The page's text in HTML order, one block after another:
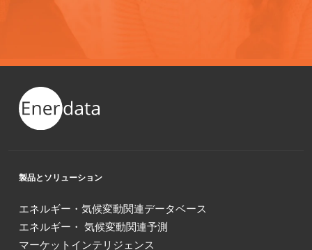
製品とソリューション
エネルギー・気候変動関連データベース
エネルギー・ 気候変動関連予測
マーケットインテリジェンス